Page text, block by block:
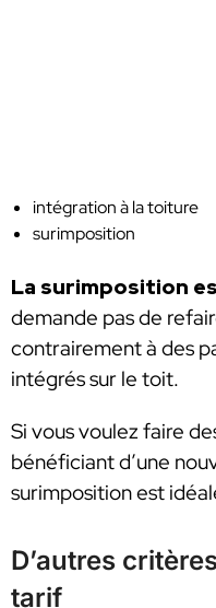
intégration à la toiture
surimposition
La surimposition
demande pas de
contrairement à des
intégrés sur le toit.
Si vous voulez faire
bénéficiant d’une
surimposition est
D’autres
tarif